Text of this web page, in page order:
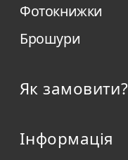
Фотокнижки
Брошури
Як замовити?
Інформація